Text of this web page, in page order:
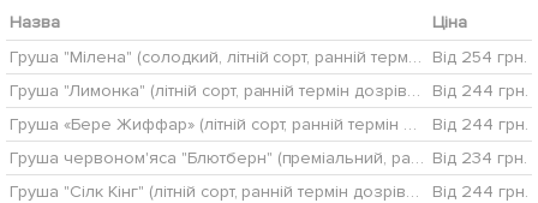
Назва
Ціна
Груша "Мілена" (солодкий, літній сорт, ранній термін дозрівання)
Від 254 грн.
Груша "Лимонка" (літній сорт, ранній термін дозрівання)
Від 244 грн.
Груша «Бере Жиффар» (літній сорт, ранній термін дозрівання)
Від 244 грн.
Груша червоном'яса "Блютберн" (преміальний, ранній сорт) Від 234 грн.
Груша "Сілк Кінг" (літній сорт, ранній термін дозрівання)
Від 244 грн.